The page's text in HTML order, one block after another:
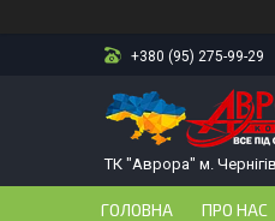
+380 (95) 275-99-29
ТК "Аврора" м.
ГОЛОВНА ПРО НАС